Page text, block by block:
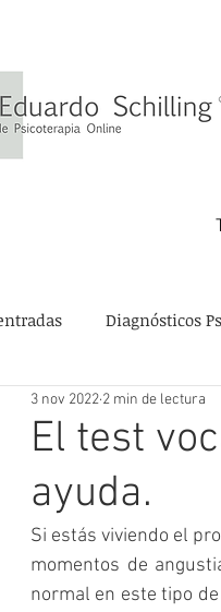
Diagnósticos
El test
ayuda.
3 nov 2022 2 min de lectura
Si estás viviendo el
momentos de
normal en este tipo